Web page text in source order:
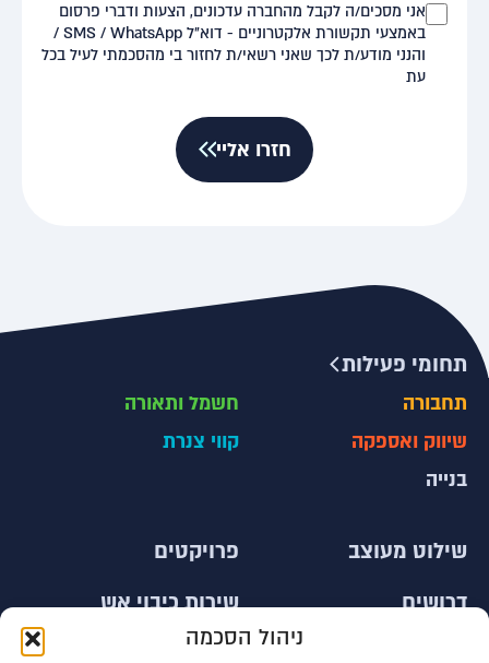
ניהול הסכמה
אני מסכים/ה לקבל מהחברה עדכונים, הצעות ודברי פרסום
באמצעי תקשורת אלקטרוניים - דוא"ל SMS / WhatsApp /
והנני מודע/ת לכך שאני רשאי/ת לחזור בי מהסכמתי לעיל בכל
עת
תחומי פעילות
תחבורה
חשמל ותאורה
שיווק ואספקה
קווי צנרת
בנייה
שילוט מעוצב
פרויקטים
דרושים
שירות כיבוי אש
עובדים זרים